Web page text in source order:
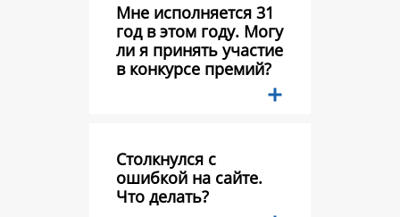
Мне исполняется 31
год в этом году. Могу
ли я принять участие
в конкурсе премий?
Столкнулся с
ошибкой на сайте.
Что делать?